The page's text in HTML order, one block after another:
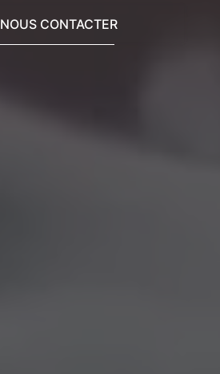
NOUS CONTACTER